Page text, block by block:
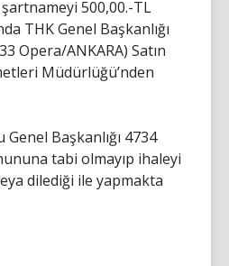
500,00.-TL
THK Genel Başkanlığı
Opera/ANKARA) Satın
Müdürlüğü’nden
Başkanlığı 4734
tabi olmayıp ihaleyi
dilediği ile yapmakta